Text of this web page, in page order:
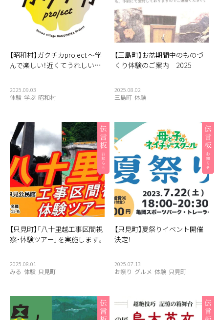
【昭和村】ガクチカproject ～学
んで楽しい！近くてうれしい…
2025.09.03
体験 学ぶ 昭和村
【三島町】お盆期間中のものづ
くり体験のご案内 2025
2025.08.02
三島町 体験
【只見町】「八十里越工事区間視
察・体験ツアー」を実施します。
2025.08.01
みる 体験 只見町
【只見町】夏祭りイベント開催
決定！
2025.07.13
お祭り グルメ 体験 只見町